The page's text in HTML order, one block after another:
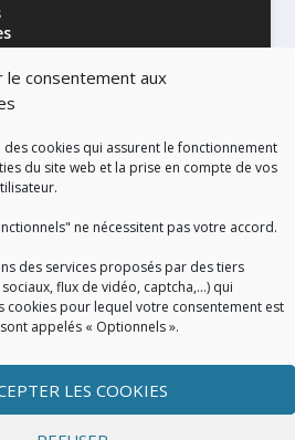
le consentement aux
cookies qui assurent le fonctionnement
du site web et la prise en compte de vos
ne nécessitent pas votre accord.
des services proposés par des tiers
flux de vidéo, captcha,...) qui
cookies pour lequel votre consentement est
appelés « Optionnels ».
LES COOKIES